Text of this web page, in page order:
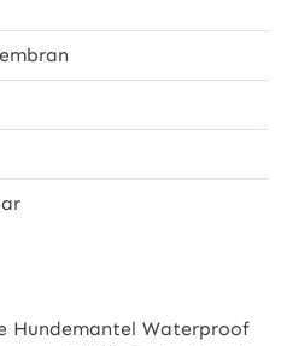
Hundemantel Waterproof